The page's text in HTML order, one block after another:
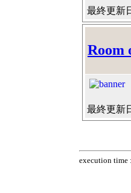
最終更新
Room
最終更新
execution time